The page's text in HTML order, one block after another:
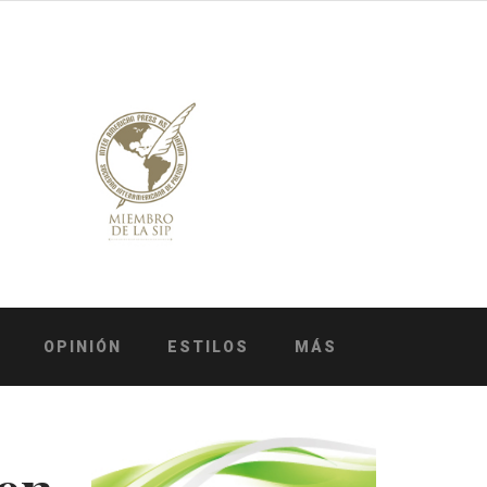
OPINIÓN ESTILOS MÁS